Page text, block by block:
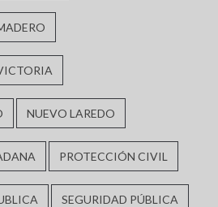
NUEVO LAREDO
PROTECCIÓN CIVIL
SEGURIDAD PÚBLICA